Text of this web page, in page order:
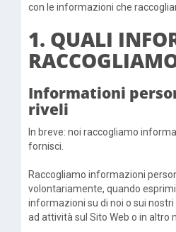
con le informazioni che
1. QUALI
Informationi
riveli
In breve: noi raccogliamo
fornisci.
Raccogliamo informazioni
volontariamente, quando
informazioni su di noi o sui
ad attività sul Sito Web o in altro